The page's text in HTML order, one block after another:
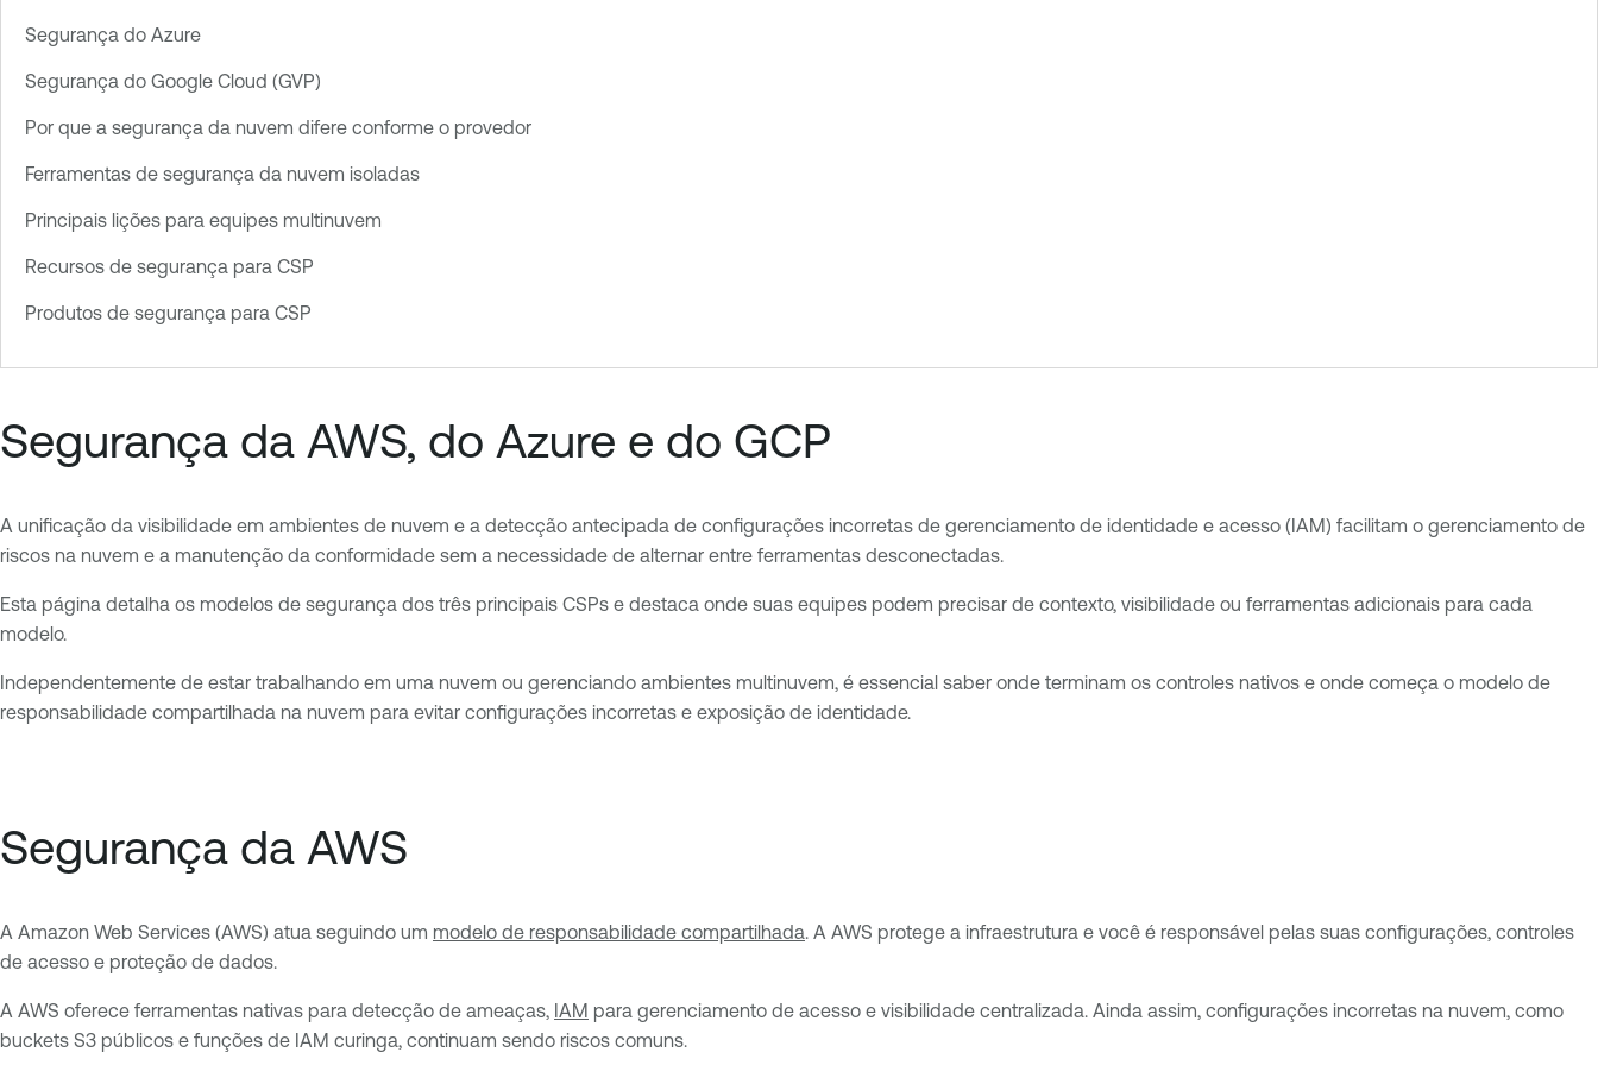
Segurança do Azure
Segurança do Google Cloud (GVP)
Por que a segurança da nuvem difere conforme o provedor
Ferramentas de segurança da nuvem isoladas
Principais lições para equipes multinuvem
Recursos de segurança para CSP
Produtos de segurança para CSP
Segurança da AWS, do Azure e do GCP
A unificação da visibilidade em ambientes de nuvem e a detecção antecipada de configurações incorretas de gerenciamento de identidade e acesso (IAM) facilitam o gerenciamento de
riscos na nuvem e a manutenção da conformidade sem a necessidade de alternar entre ferramentas desconectadas.
Esta página detalha os modelos de segurança dos três principais CSPs e destaca onde suas equipes podem precisar de contexto, visibilidade ou ferramentas adicionais para cada
modelo.
Independentemente de estar trabalhando em uma nuvem ou gerenciando ambientes multinuvem, é essencial saber onde terminam os controles nativos e onde começa o modelo de
responsabilidade compartilhada na nuvem para evitar configurações incorretas e exposição de identidade.
Segurança da AWS
A Amazon Web Services (AWS) atua seguindo um modelo de responsabilidade compartilhada. A AWS protege a infraestrutura e você é responsável pelas suas configurações, controles
de acesso e proteção de dados.
A AWS oferece ferramentas nativas para detecção de ameaças, IAM para gerenciamento de acesso e visibilidade centralizada. Ainda assim, configurações incorretas na nuvem, como
buckets S3 públicos e funções de IAM curinga, continuam sendo riscos comuns.